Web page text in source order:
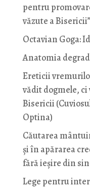
pentru
văzute a
Octavian Goga:
Anatomia
Ereticii
vădit dogmele,
Bisericii
Optina)
Căutarea
și în apărarea
fără ieșire din
Lege pentru